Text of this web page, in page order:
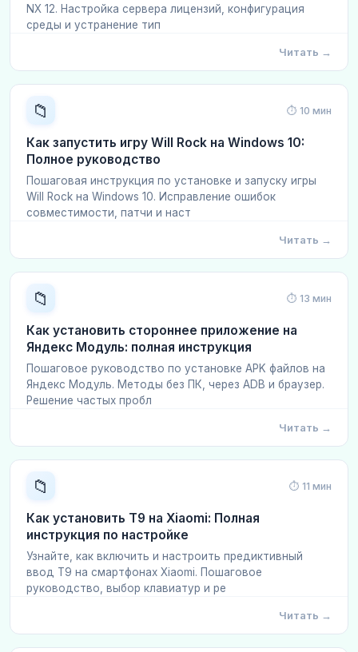
NX 12. Настройка сервера лицензий, конфигурация
среды и устранение тип
Читать →
📁 ⏱ 10 мин
Как запустить игру Will Rock на Windows 10:
Полное руководство
Пошаговая инструкция по установке и запуску игры
Will Rock на Windows 10. Исправление ошибок
совместимости, патчи и наст
Читать →
📁 ⏱ 13 мин
Как установить стороннее приложение на
Яндекс Модуль: полная инструкция
Пошаговое руководство по установке APK файлов на
Яндекс Модуль. Методы без ПК, через ADB и браузер.
Решение частых пробл
Читать →
📁 ⏱ 11 мин
Как установить T9 на Xiaomi: Полная
инструкция по настройке
Узнайте, как включить и настроить предиктивный
ввод T9 на смартфонах Xiaomi. Пошаговое
руководство, выбор клавиатур и ре
Читать →